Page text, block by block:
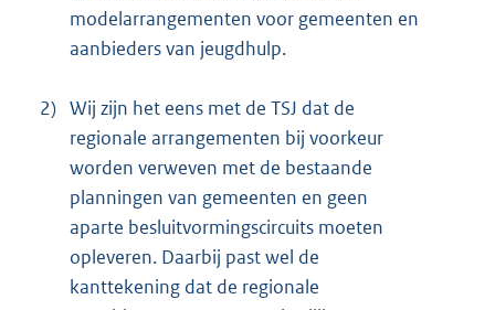
modelarrangementen voor gemeenten en
aanbieders van jeugdhulp.
2) Wij zijn het eens met de TSJ dat de
regionale arrangementen bij voorkeur
worden verweven met de bestaande
planningen van gemeenten en geen
aparte besluitvormingscircuits moeten
opleveren. Daarbij past wel de
kanttekening dat de regionale